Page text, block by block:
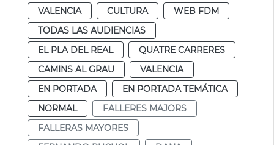
VALENCIA CULTURA
WEB FDM
TODAS LAS AUDIENCIAS
EL PLA DEL REAL
QUATRE CARRERES
CAMINS AL GRAU
VALENCIA
EN PORTADA
EN PORTADA TEMÁTICA
NORMAL
FALLERES MAJORS
FALLERAS MAYORES